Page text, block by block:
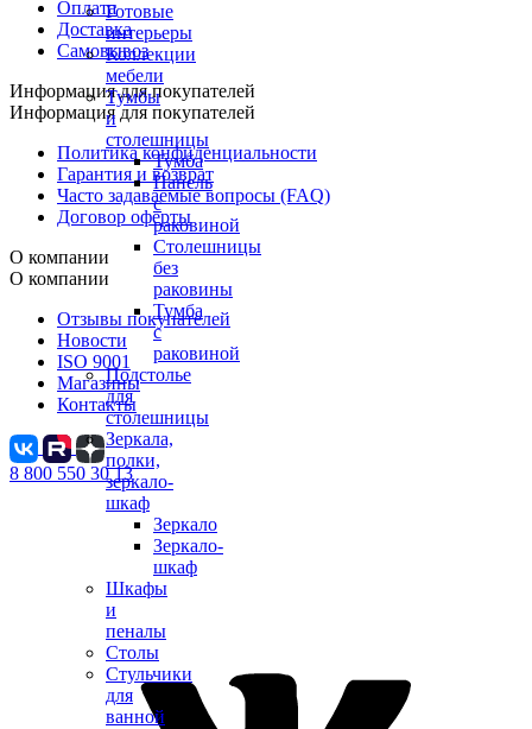
Готовые
интерьеры
Коллекции
мебели
Тумбы
и
столешницы
Тумба
Панель
с
раковиной
Столешницы
без
раковины
Тумба
с
раковиной
Подстолье
для
столешницы
Зеркала,
полки,
зеркало-
шкаф
Зеркало
Зеркало-
шкаф
Шкафы
и
пеналы
Столы
Стульчики
для
ванной
Оплата
Доставка
Самовывоз
Информация для покупателей
Информация для покупателей
Политика конфиденциальности
Гарантия и возврат
Часто задаваемые вопросы (FAQ)
Договор оферты
О компании
О компании
Отзывы покупателей
Новости
ISO 9001
Магазины
Контакты
8 800 550 30 13